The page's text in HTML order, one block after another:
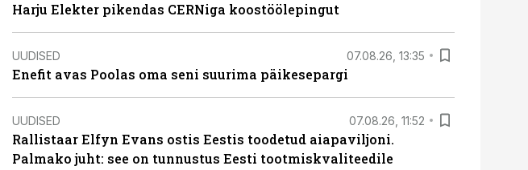
Harju Elekter pikendas CERNiga koostöölepingut
UUDISED 07.08.26, 13:35
Enefit avas Poolas oma seni suurima päikesepargi
UUDISED 07.08.26, 11:52
Rallistaar Elfyn Evans ostis Eestis toodetud aiapaviljoni.
Palmako juht: see on tunnustus Eesti tootmiskvaliteedile